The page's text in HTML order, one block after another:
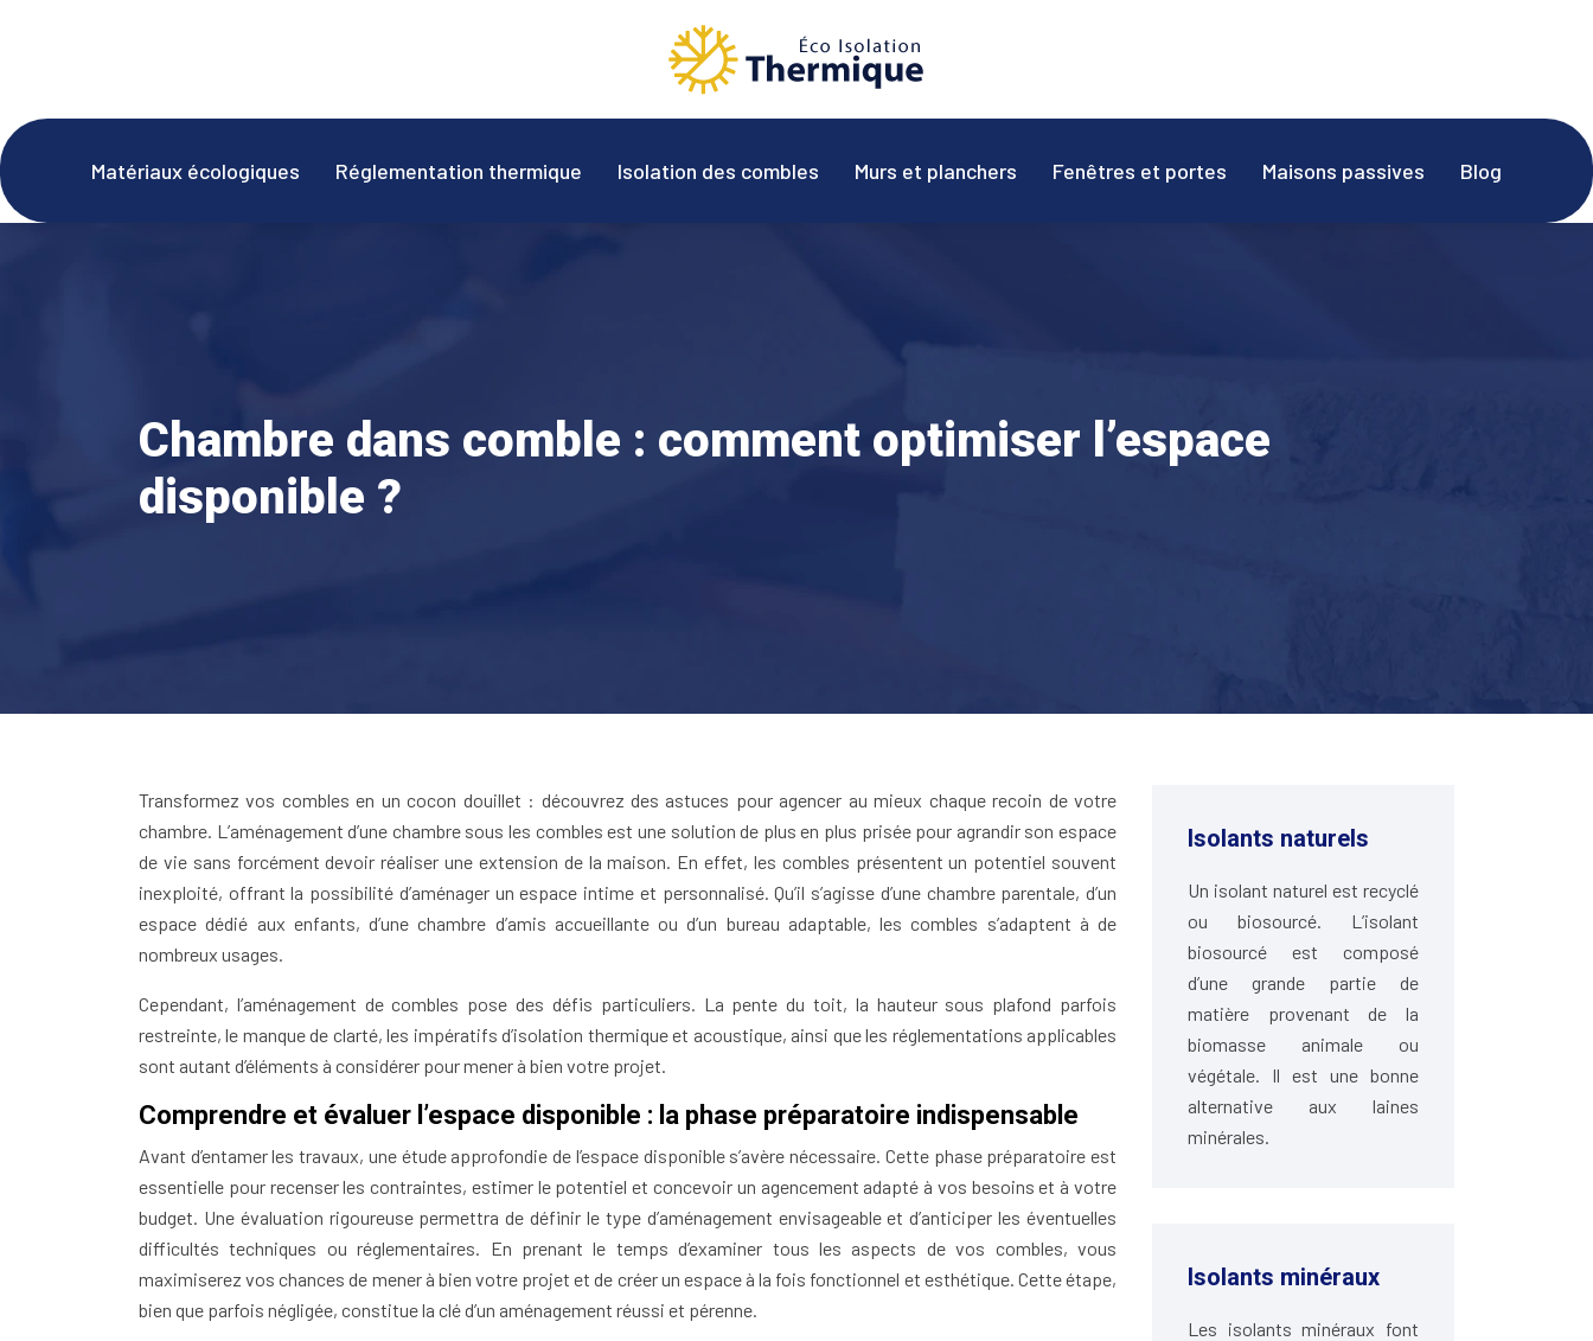
Matériaux écologiques Réglementation thermique Isolation des combles Murs et planchers Fenêtres et portes Maisons passives Blog
Chambre dans comble : comment optimiser l’espace
disponible ?
Transformez vos combles en un cocon douillet : découvrez des astuces pour agencer au mieux chaque recoin de votre
chambre. L’aménagement d’une chambre sous les combles est une solution de plus en plus prisée pour agrandir son espace
de vie sans forcément devoir réaliser une extension de la maison. En effet, les combles présentent un potentiel souvent
inexploité, offrant la possibilité d’aménager un espace intime et personnalisé. Qu’il s’agisse d’une chambre parentale, d’un
espace dédié aux enfants, d’une chambre d’amis accueillante ou d’un bureau adaptable, les combles s’adaptent à de
nombreux usages.
Cependant, l’aménagement de combles pose des défis particuliers. La pente du toit, la hauteur sous plafond parfois
restreinte, le manque de clarté, les impératifs d’isolation thermique et acoustique, ainsi que les réglementations applicables
sont autant d’éléments à considérer pour mener à bien votre projet.
Comprendre et évaluer l’espace disponible : la phase préparatoire indispensable
Avant d’entamer les travaux, une étude approfondie de l’espace disponible s’avère nécessaire. Cette phase préparatoire est
essentielle pour recenser les contraintes, estimer le potentiel et concevoir un agencement adapté à vos besoins et à votre
budget. Une évaluation rigoureuse permettra de définir le type d’aménagement envisageable et d’anticiper les éventuelles
difficultés techniques ou réglementaires. En prenant le temps d’examiner tous les aspects de vos combles, vous
maximiserez vos chances de mener à bien votre projet et de créer un espace à la fois fonctionnel et esthétique. Cette étape,
bien que parfois négligée, constitue la clé d’un aménagement réussi et pérenne.
Isolants naturels
Un isolant naturel est recyclé
ou biosourcé. L’isolant
biosourcé est composé
d’une grande partie de
matière provenant de la
biomasse animale ou
végétale. Il est une bonne
alternative aux laines
minérales.
Isolants minéraux
Les isolants minéraux font